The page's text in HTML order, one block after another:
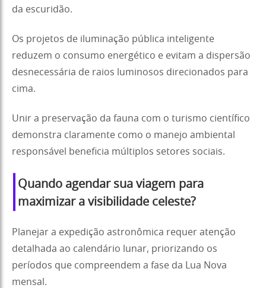
da escuridão.
Os projetos de iluminação pública inteligente
reduzem o consumo energético e evitam a dispersão
desnecessária de raios luminosos direcionados para
cima.
Unir a preservação da fauna com o turismo científico
demonstra claramente como o manejo ambiental
responsável beneficia múltiplos setores sociais.
Quando agendar sua viagem para
maximizar a visibilidade celeste?
Planejar a expedição astronômica requer atenção
detalhada ao calendário lunar, priorizando os
períodos que compreendem a fase da Lua Nova
mensal.